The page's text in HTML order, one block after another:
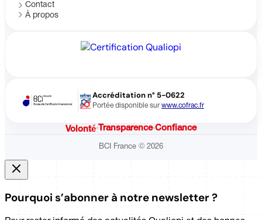
Contact
À propos
Accréditation n° 5-0622
Portée disponible sur www.cofrac.fr
Volonté· Transparence·Confiance
BCI France © 2026
Pourquoi s’abonner à notre newsletter ?